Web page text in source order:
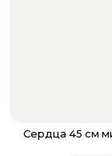
Сердца 45 см